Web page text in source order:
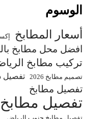
الوسوم
أسعار المطابخ
افضل محل مطابخ
تركيب مطابخ
تصميم مطابخ 2026 تفصيل
تفصيل مطابخ
تفصيل